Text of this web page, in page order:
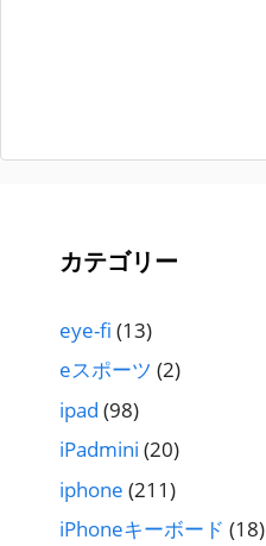
カテゴリー
eye-fi (13)
eスポーツ (2)
ipad (98)
iPadmini (20)
iphone (211)
iPhoneキーボード (18)